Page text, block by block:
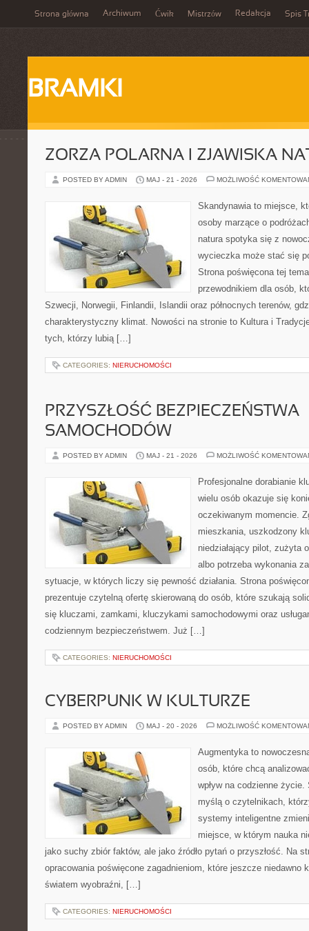
Strona główna Archiwum Ćwik Mistrzów Redakcja Spis
BRAMKI
ZORZA POLARNA I ZJAWISKA
POSTED BY ADMIN MAJ - 21 - 2026 MOŻLIWOŚĆ
Skandynawia to miejsce,
osoby marzące o
natura spotyka się z
wycieczka może stać się
Strona poświęcona tej
przewodnikiem dla osób,
Szwecji, Norwegii, Finlandii, Islandii oraz północnych terenów,
charakterystyczny klimat. Nowości na stronie to Kultura i
tych, którzy lubią […]
CATEGORIES: NIERUCHOMOŚCI
PRZYSZŁOŚĆ BEZPIECZEŃSTWA
SAMOCHODÓW
POSTED BY ADMIN MAJ - 21 - 2026 MOŻLIWOŚĆ
Profesjonalne dorabianie
wielu osób okazuje się
oczekiwanym momencie.
mieszkania, uszkodzony
niedziałający pilot, zużyta
albo potrzeba wykonania
sytuacje, w których liczy się pewność działania. Strona
prezentuje czytelną ofertę skierowaną do osób, które szukają
się kluczami, zamkami, kluczykami samochodowymi oraz
codziennym bezpieczeństwem. Już […]
CATEGORIES: NIERUCHOMOŚCI
CYBERPUNK W KULTURZE
POSTED BY ADMIN MAJ - 20 - 2026 MOŻLIWOŚĆ
Augmentyka to
osób, które chcą
wpływ na codzienne
myślą o czytelnikach,
systemy inteligentne
miejsce, w którym nauka
jako suchy zbiór faktów, ale jako źródło pytań o przyszłość. Na
opracowania poświęcone zagadnieniom, które jeszcze niedawno
światem wyobraźni, […]
CATEGORIES: NIERUCHOMOŚCI